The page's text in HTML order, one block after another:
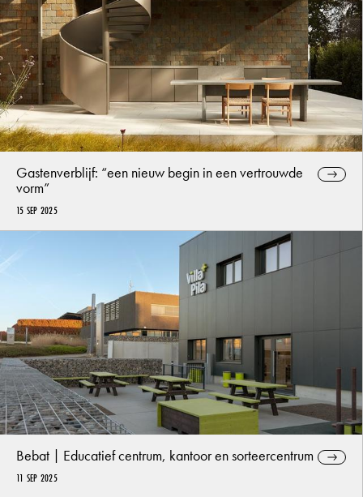
Gastenverblijf: “een nieuw begin in een vertrouwde
vorm”
15 SEP 2025
Bebat | Educatief centrum, kantoor en sorteercentrum
11 SEP 2025